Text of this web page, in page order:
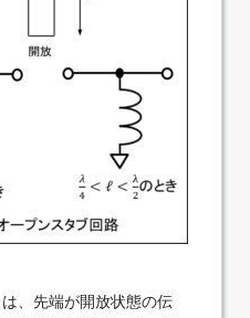
、先端が開放状態の伝